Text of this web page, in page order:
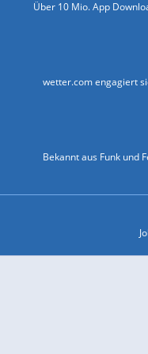
Über 10 Mio. App
wetter.com engagiert
Bekannt aus Funk und